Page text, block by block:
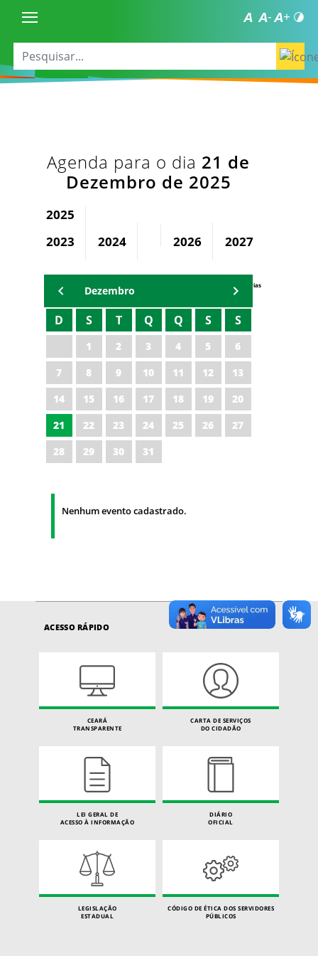
Agenda para o dia 21 de
Dezembro de 2025
2025
2023
2024 2026 2027
Agenda Secretárias
Dezembro
D S T Q Q S S
1 2 3 4 5
6
7
8 9 10 11 12
13
14
15 16 17 18 19
20
21
22 23 24 25 26
27
28
29 30 31
Nenhum evento cadastrado.
ACESSO RÁPIDO
CEARÁ
TRANSPARENTE
CARTA DE SERVIÇOS
DO CIDADÃO
LEI GERAL DE
ACESSO À INFORMAÇÃO
DIÁRIO
OFICIAL
LEGISLAÇÃO
ESTADUAL
CÓDIGO DE ÉTICA DOS SERVIDORES
PÚBLICOS